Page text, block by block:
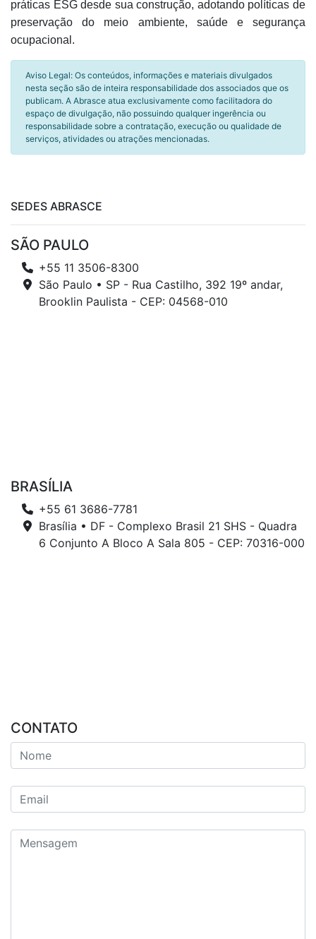
práticas ESG desde sua construção, adotando políticas de
preservação do meio ambiente, saúde e segurança
ocupacional.
Aviso Legal: Os conteúdos, informações e materiais divulgados
nesta seção são de inteira responsabilidade dos associados que os
publicam. A Abrasce atua exclusivamente como facilitadora do
espaço de divulgação, não possuindo qualquer ingerência ou
responsabilidade sobre a contratação, execução ou qualidade de
serviços, atividades ou atrações mencionadas.
SEDES ABRASCE
SÃO PAULO
+55 11 3506-8300
São Paulo • SP - Rua Castilho, 392 19º andar,
Brooklin Paulista - CEP: 04568-010
BRASÍLIA
+55 61 3686-7781
Brasília • DF - Complexo Brasil 21 SHS - Quadra
6 Conjunto A Bloco A Sala 805 - CEP: 70316-000
CONTATO